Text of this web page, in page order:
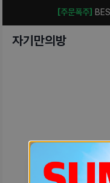
[주문폭주]
자기만의방